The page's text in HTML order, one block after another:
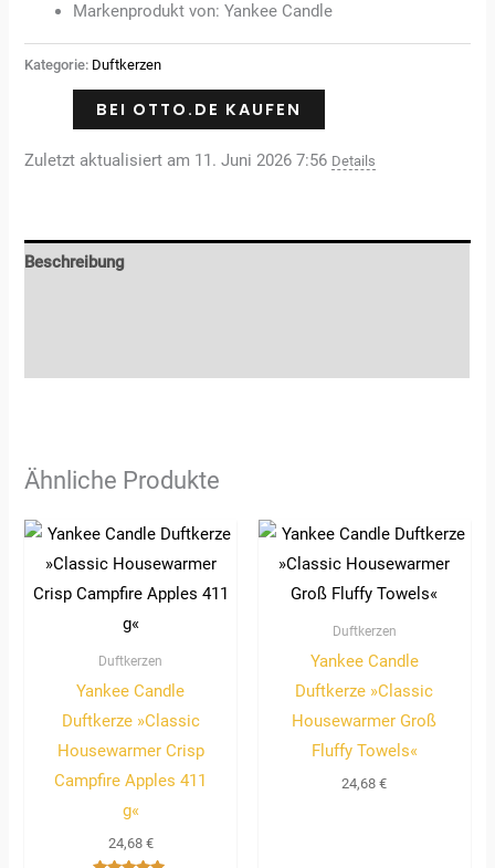
Markenprodukt von: Yankee Candle
Kategorie: Duftkerzen
BEI OTTO.DE KAUFEN
Zuletzt aktualisiert am 11. Juni 2026 7:56 Details
Beschreibung
Ähnliche Produkte
Duftkerzen
Yankee Candle
Duftkerze »Classic
Housewarmer Crisp
Campfire Apples 411
g«
24,68 €
Duftkerzen
Yankee Candle
Duftkerze »Classic
Housewarmer Groß
Fluffy Towels«
24,68€